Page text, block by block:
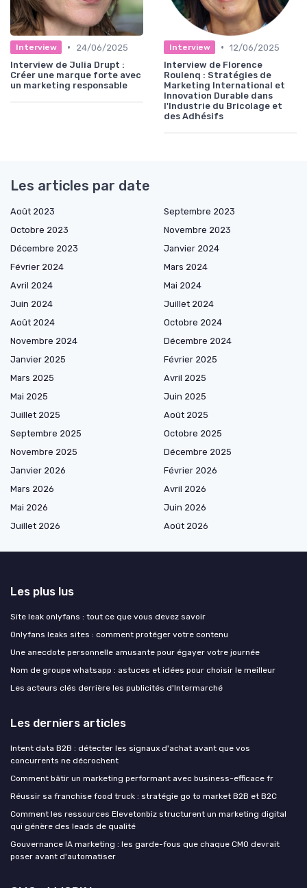
Interview •
24/06/2025
Interview de Julia Drupt :
Créer une marque forte avec
un marketing responsable
Interview • 12/06/2025
Interview de Florence
Roulenq : Stratégies de
Marketing International et
Innovation Durable dans
l'Industrie du Bricolage et
des Adhésifs
Les articles par date
Août 2023
Septembre 2023
Octobre 2023
Novembre 2023
Décembre 2023
Janvier 2024
Février 2024
Mars 2024
Avril 2024
Mai 2024
Juin 2024
Juillet 2024
Août 2024
Octobre 2024
Novembre 2024
Décembre 2024
Janvier 2025
Février 2025
Mars 2025
Avril 2025
Mai 2025
Juin 2025
Juillet 2025
Août 2025
Septembre 2025
Octobre 2025
Novembre 2025
Décembre 2025
Janvier 2026
Février 2026
Mars 2026
Avril 2026
Mai 2026
Juin 2026
Juillet 2026
Août 2026
Les plus lus
Site leak onlyfans : tout ce que vous devez savoir
Onlyfans leaks sites : comment protéger votre contenu
Une anecdote personnelle amusante pour égayer votre journée
Nom de groupe whatsapp : astuces et idées pour choisir le meilleur
Les acteurs clés derrière les publicités d'Intermarché
Les derniers articles
Intent data B2B : détecter les signaux d'achat avant que vos
concurrents ne décrochent
Comment bâtir un marketing performant avec business-efficace fr
Réussir sa franchise food truck : stratégie go to market B2B et B2C
Comment les ressources Elevetonbiz structurent un marketing digital
qui génère des leads de qualité
Gouvernance IA marketing : les garde-fous que chaque CMO devrait
poser avant d'automatiser